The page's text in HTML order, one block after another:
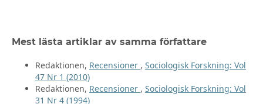
Mest lästa artiklar av samma författare
Redaktionen, Recensioner , Sociologisk Forskning: Vol
47 Nr 1 (2010)
Redaktionen, Recensioner , Sociologisk Forskning: Vol
31 Nr 4 (1994)